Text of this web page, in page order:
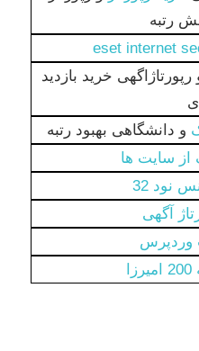
رتبه
رپورتاژاگهی خرید بازدید
و دانشگاهی بهبود رتبه
از سایت ها
نود 32
آگهی
وردپرس